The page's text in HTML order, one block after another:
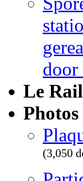
door
Le
(3,050